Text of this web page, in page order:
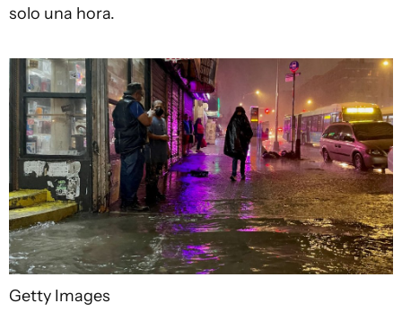
solo una hora.
Getty Images